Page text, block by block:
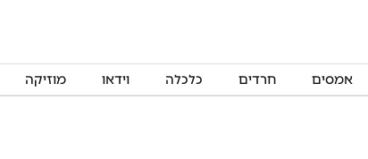
אמסים חרדים כלכלה וידאו מוזיקה